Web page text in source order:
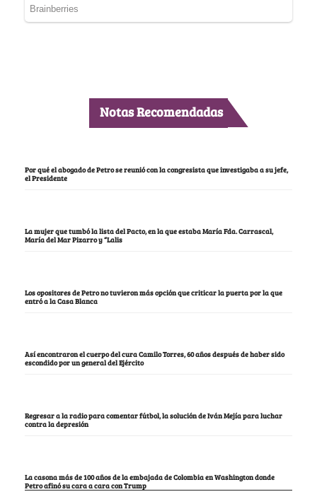
Notas Recomendadas
Por qué el abogado de Petro se reunió con la congresista que investigaba a su jefe,
el Presidente
La mujer que tumbó la lista del Pacto, en la que estaba María Fda. Carrascal,
María del Mar Pizarro y “Lalis
Los opositores de Petro no tuvieron más opción que criticar la puerta por la que
entró a la Casa Blanca
Así encontraron el cuerpo del cura Camilo Torres, 60 años después de haber sido
escondido por un general del Ejército
Regresar a la radio para comentar fútbol, la solución de Iván Mejía para luchar
contra la depresión
La casona más de 100 años de la embajada de Colombia en Washington donde
Petro afinó su cara a cara con Trump